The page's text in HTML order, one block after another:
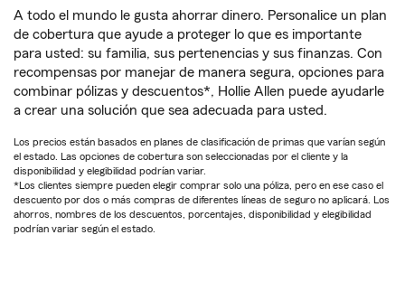
A todo el mundo le gusta ahorrar dinero. Personalice un plan
de cobertura que ayude a proteger lo que es importante
para usted: su familia, sus pertenencias y sus finanzas. Con
recompensas por manejar de manera segura, opciones para
combinar pólizas y descuentos*, Hollie Allen puede ayudarle
a crear una solución que sea adecuada para usted.
Los precios están basados en planes de clasificación de primas que varían según
el estado. Las opciones de cobertura son seleccionadas por el cliente y la
disponibilidad y elegibilidad podrían variar.
*Los clientes siempre pueden elegir comprar solo una póliza, pero en ese caso el
descuento por dos o más compras de diferentes líneas de seguro no aplicará. Los
ahorros, nombres de los descuentos, porcentajes, disponibilidad y elegibilidad
podrían variar según el estado.